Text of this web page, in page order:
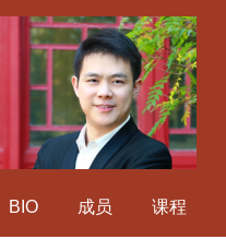
BIO 成员 课程